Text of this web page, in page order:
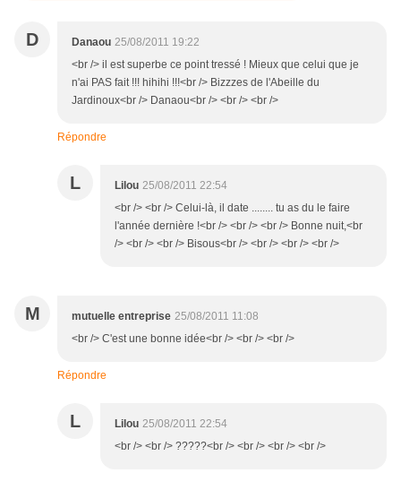
D Danaou 25/08/2011 19:22
<br /> il est superbe ce point tressé ! Mieux que celui que je
n'ai PAS fait !!! hihihi !!!<br /> Bizzzes de l'Abeille du
Jardinoux<br /> Danaou<br /> <br /> <br />
Répondre
L Lilou 25/08/2011 22:54
<br /> <br /> Celui-là, il date ........ tu as du le faire
l'année dernière !<br /> <br /> <br /> Bonne nuit,<br
/> <br /> <br /> Bisous<br /> <br /> <br /> <br />
M mutuelle entreprise 25/08/2011 11:08
<br /> C'est une bonne idée<br /> <br /> <br />
Répondre
L Lilou 25/08/2011 22:54
<br /> <br /> ?????<br /> <br /> <br /> <br />